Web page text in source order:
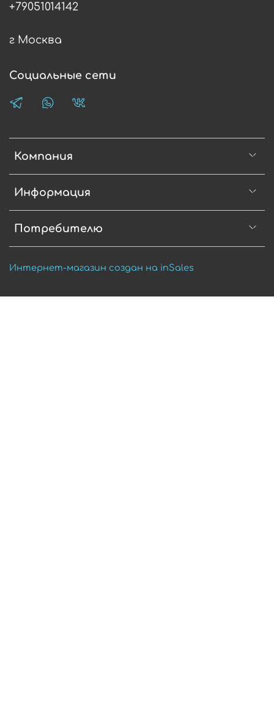
Компания
Информация
Потребителю
+79051014142
г Москва
Социальные сети
Интернет-магазин создан на inSales